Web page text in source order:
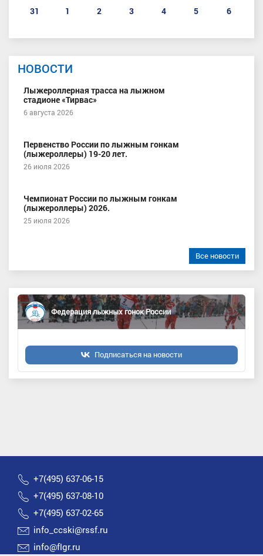
31
1 2 3 4 5 6
НОВОСТИ
Лыжероллерная трасса на лыжном
стадионе «Тирвас»
6 августа 2026
Первенство России по лыжным гонкам
(лыжероллеры) 19-20 лет.
26 июля 2026
Чемпионат России по лыжным гонкам
(лыжероллеры) 2026.
25 июля 2026
Все новости
Федерация лыжных гонок России
Подписаться на новости
+7(495) 637-06-15
+7(495) 637-08-10
+7(495) 637-02-65
info_ccski@rssf.ru
info@flgr.ru